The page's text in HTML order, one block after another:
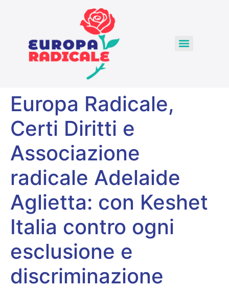
Europa Radicale,
Certi Diritti e
Associazione
radicale Adelaide
Aglietta: con Keshet
Italia contro ogni
esclusione e
discriminazione